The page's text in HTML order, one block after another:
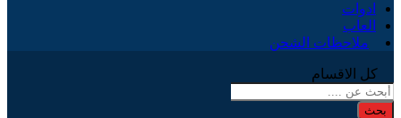
ادوات
العاب
ملاحظات الشحن
كل الاقسام
بحث